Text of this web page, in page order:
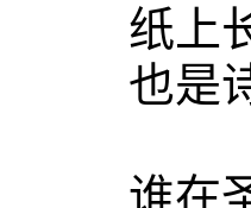
纸上
也是诗
谁在圣